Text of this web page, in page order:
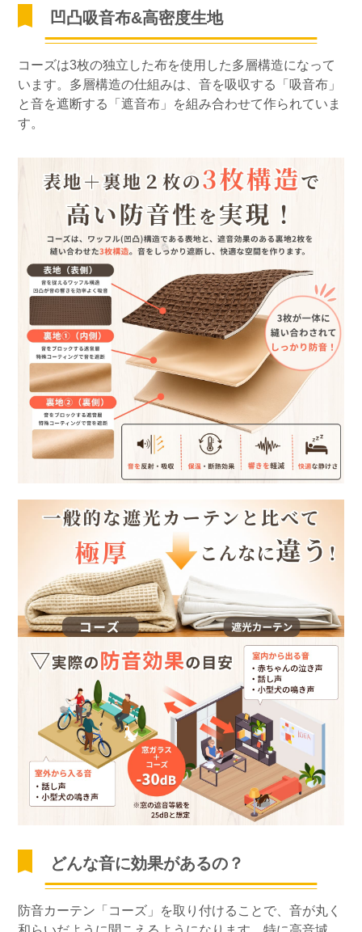
凹凸吸音布&高密度生地
コーズは3枚の独立した布を使用した多層構造になって
います。多層構造の仕組みは、音を吸収する「吸音布」
と音を遮断する「遮音布」を組み合わせて作られていま
す。
どんな音に効果があるの？
防音カーテン「コーズ」を取り付けることで、音が丸く